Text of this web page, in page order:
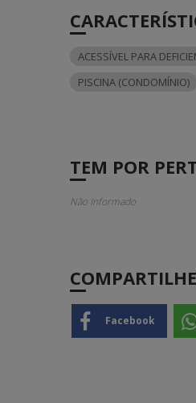
ACESSÍVEL PARA
PISCINA (CONDOMÍNIO)
TEM POR
Não Informado
Facebook